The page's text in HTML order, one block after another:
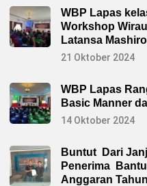
WBP Lapas
Workshop
Latansa Mashiro
21 Oktober 2024
WBP Lapas
Basic Manner
14 Oktober 2024
Buntut Dari
Penerima
Anggaran